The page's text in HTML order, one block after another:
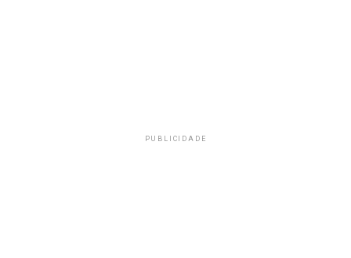
PUBLICIDADE